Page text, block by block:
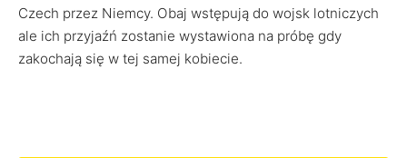
Czech przez Niemcy. Obaj wstępują do wojsk lotniczych
ale ich przyjaźń zostanie wystawiona na próbę gdy
zakochają się w tej samej kobiecie.